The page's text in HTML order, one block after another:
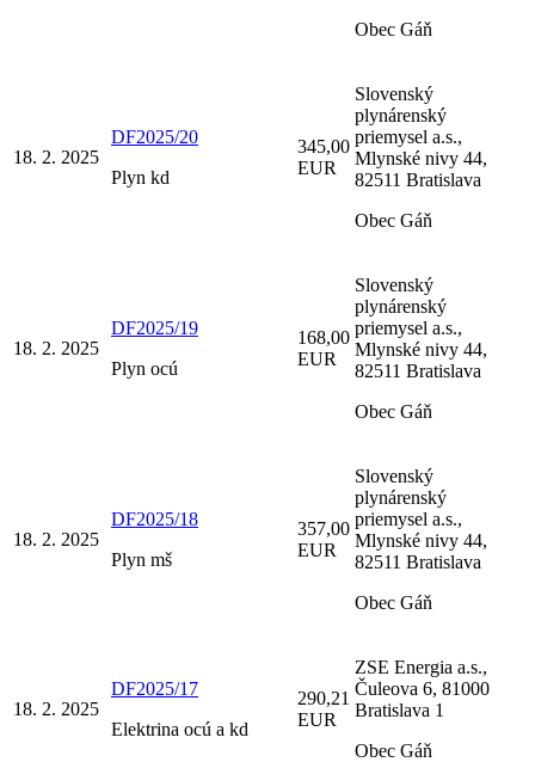
Obec Gáň
18. 2. 2025
DF2025/20
Plyn kd
345,00
EUR
Slovenský
plynárenský
priemysel a.s.,
Mlynské nivy 44,
82511 Bratislava
Obec Gáň
18. 2. 2025
DF2025/19
Plyn ocú
168,00
EUR
Slovenský
plynárenský
priemysel a.s.,
Mlynské nivy 44,
82511 Bratislava
Obec Gáň
18. 2. 2025
DF2025/18
Plyn mš
357,00
EUR
Slovenský
plynárenský
priemysel a.s.,
Mlynské nivy 44,
82511 Bratislava
Obec Gáň
18. 2. 2025
DF2025/17
Elektrina ocú a kd
290,21
EUR
ZSE Energia a.s.,
Čuleova 6, 81000
Bratislava 1
Obec Gáň